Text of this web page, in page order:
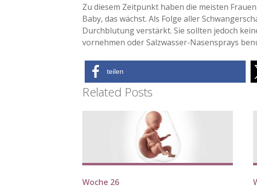
Zu diesem Zeitpunkt haben die meisten
Baby, das wächst. Als Folge aller
Durchblutung verstärkt. Sie sollten jedoch
vornehmen oder Salzwasser-Nasensprays
teilen
Related Posts
Woche 26